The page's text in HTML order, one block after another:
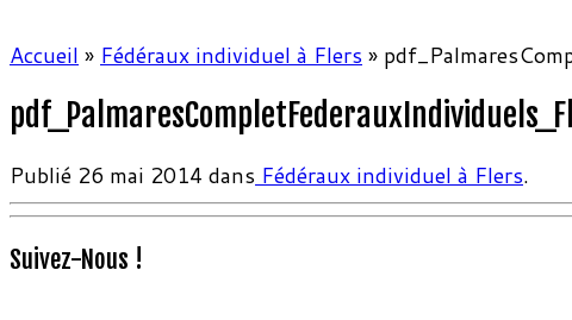
Accueil » Fédéraux individuel à Flers »
Publié 26 mai 2014 dans Fédéraux individuel à Flers.
Suivez-Nous !